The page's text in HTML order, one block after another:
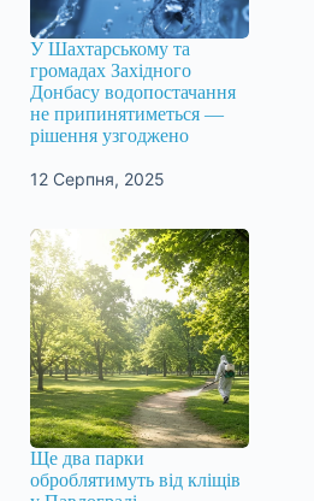
У Шахтарському та
громадах Західного
Донбасу водопостачання
не припинятиметься —
рішення узгоджено
12 Серпня, 2025
Ще два парки
оброблятимуть від кліщів